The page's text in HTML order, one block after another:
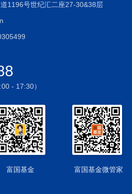
险
工作日出现基金份额持有人数量不
低于5000万元情形的，基金合同终
，存在一定的流动性风险、违约风
场风险、基差风险、流动性风险。
能投资于信用衍生品。信用衍生品
、偿付风险以及价格波动风险等。
通标的股票，投资风险包括：
道1196号世纪汇二座27-30&38层
- 17:30）
富国基金 富国基金微管家